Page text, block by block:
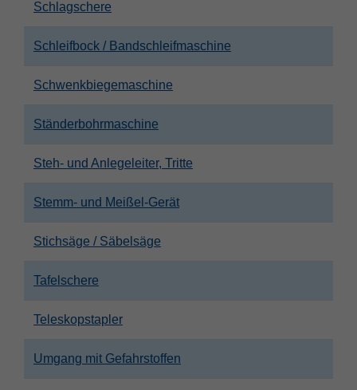
Schlagschere
Schleifbock / Bandschleifmaschine
Schwenkbiegemaschine
Ständerbohrmaschine
Steh- und Anlegeleiter, Tritte
Stemm- und Meißel-Gerät
Stichsäge / Säbelsäge
Tafelschere
Teleskopstapler
Umgang mit Gefahrstoffen